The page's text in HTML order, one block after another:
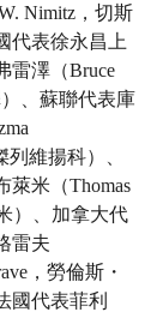
Nimitz，切斯
代表徐永昌上
雷澤（Bruce
、蘇聯代表庫
列維揚科）、
萊米（Thomas
）、加拿大代
雷夫
，勞倫斯・
國代表菲利